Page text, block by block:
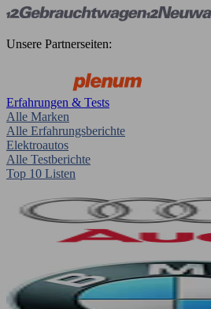
Unsere Partnerseiten:
Erfahrungen & Tests
Alle Marken
Alle Erfahrungsberichte
Elektroautos
Alle Testberichte
Top 10 Listen